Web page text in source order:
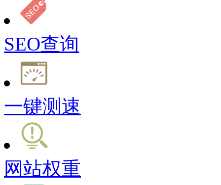
SEO查询
一键测速
网站权重